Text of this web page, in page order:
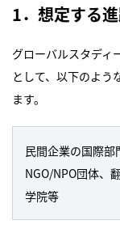
1．想定する
グローバルスタディ
として、以下のよう
ます。
民間企業の国際
NGO/NPO団体、
学院等